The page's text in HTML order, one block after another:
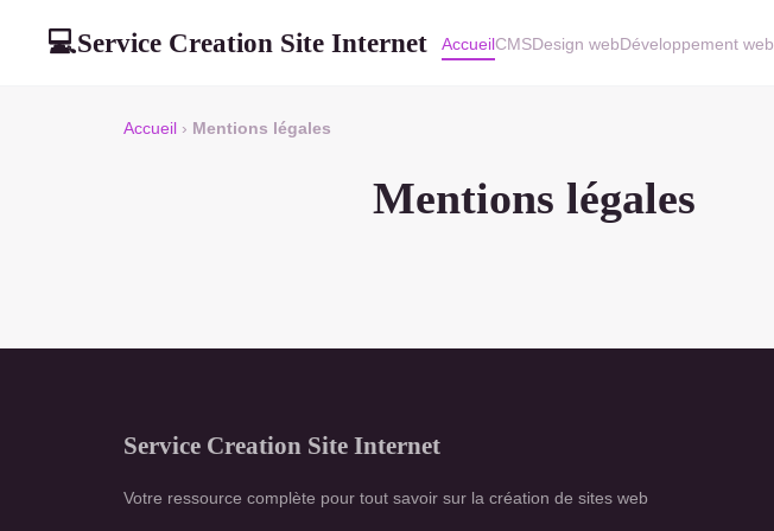
💻Service Creation Site Internet AccueilCMSDesign webDéveloppement web
Accueil › Mentions légales
Mentions légales
Service Creation Site Internet
Votre ressource complète pour tout savoir sur la création de sites web